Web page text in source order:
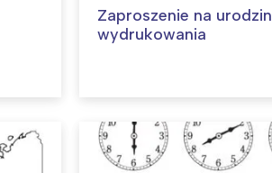
Zaproszenie na
wydrukowania